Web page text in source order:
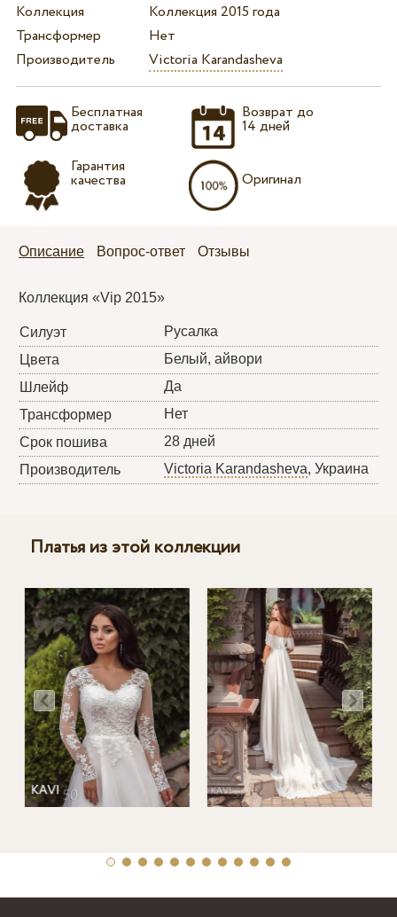
Коллекция
Коллекция 2015 года
Трансформер
Нет
Производитель
Victoria Karandasheva
Бесплатная
доставка
Гарантия
качества
Возврат до
14 дней
Оригинал
Описание Вопрос-ответ Отзывы
Коллекция «Vip 2015»
Силуэт
Русалка
Цвета
Белый, айвори
Шлейф
Да
Трансформер
Нет
Срок пошива
28 дней
Производитель
Victoria Karandasheva, Украина
Платья из этой коллекции